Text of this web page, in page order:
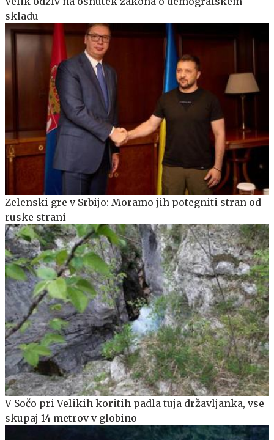
skladu
Zelenski gre v Srbijo: Moramo jih potegniti stran od
ruske strani
V Sočo pri Velikih koritih padla tuja državljanka, vse
skupaj 14 metrov v globino